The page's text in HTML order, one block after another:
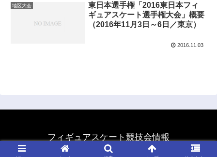
地区大会
東日本選手権「2016東日本フィ
ギュアスケート選手権大会」概要
（2016年11月3日～6日／東京）
2016.11.03
フィギュアスケート競技会情報
© 2011 フィギュアスケート競技会情報.